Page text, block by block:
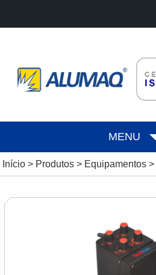
MENU
Início> Produtos> Equipamentos>